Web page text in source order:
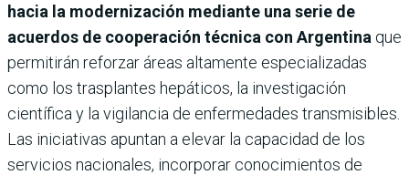
hacia la modernización mediante una serie de
acuerdos de cooperación técnica con Argentina que
permitirán reforzar áreas altamente especializadas
como los trasplantes hepáticos, la investigación
científica y la vigilancia de enfermedades transmisibles.
Las iniciativas apuntan a elevar la capacidad de los
servicios nacionales, incorporar conocimientos de